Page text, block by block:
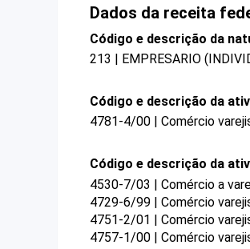
Dados da receita
Código e descrição da
213 | EMPRESARIO
Código e descrição da
4781-4/00 | Comércio
Código e descrição da
4530-7/03 | Comércio a
4729-6/99 | Comércio
4751-2/01 | Comércio
4757-1/00 | Comércio